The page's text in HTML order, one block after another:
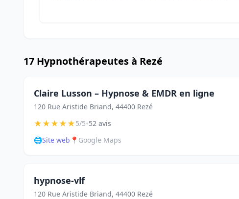
17 Hypnothérapeutes à Rezé
Claire Lusson – Hypnose & EMDR en ligne
120 Rue Aristide Briand, 44400 Rezé
★★★★★5/5•52 avis
🌐Site web 📍 Google Maps
hypnose-vlf
120 Rue Aristide Briand, 44400 Rezé